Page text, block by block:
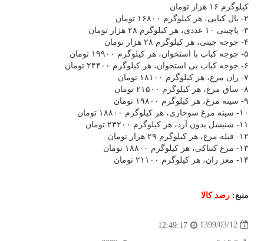
کیلوگرم ۱۶ هزار تومان
۲- بال کبابی، هر کیلوگرم ۱۶۸۰۰ تومان
۳- پاچینی ۱۰ عددی، هر کیلوگرم ۲۸ هزار تومان
۴- جوجه چینی، هر کیلوگرم ۲۸ هزار تومان
۵- جوجه کباب با استخوان، هر کیلوگرم ۱۹۹۰۰ تومان
۶- جوجه کباب بی استخوان، هر کیلوگرم ۲۴۴۰۰ تومان
۷- ران مرغ، هر کیلوگرم ۱۸۱۰۰ تومان
۸- ساق مرغ، هر کیلوگرم ۲۱۵۰۰ تومان
۹- سینه مرغ، هر کیلوگرم ۱۹۸۰۰ تومان
۱۰- سینه مرغ سوخاری، هر کیلوگرم ۱۸۸۰۰ تومان
۱۱- شنیسل بدون آرد، هر کیلوگرم ۲۳۲۰۰ تومان
۱۲- فیله مرغ، هر کیلوگرم ۲۹ هزار تومان
۱۳- مرغ کنتاکی، هر کیلوگرم ۱۸۸۰۰ تومان
۱۴- مغز ران، هر کیلوگرم ۲۱۱۰۰ تومان
منبع: رصد كالا
1399/03/12
12:49:17